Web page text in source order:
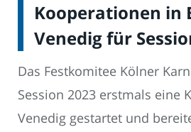
Kooperationen in
Venedig für
Das Festkomitee Kölner
Session 2023 erstmals eine
Venedig gestartet und